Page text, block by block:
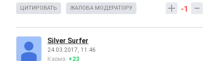
-1
ЦИТИРОВАТЬ ЖАЛОБА МОДЕРАТОРУ
Silver Surfer
24.03.2017, 11:46
Карма: +23